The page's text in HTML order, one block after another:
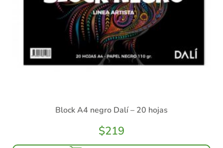
Block A4 negro Dalí – 20 hojas
$219